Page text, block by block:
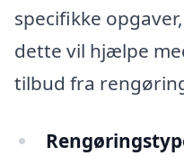
specifikke
dette vil hjælpe
tilbud fra